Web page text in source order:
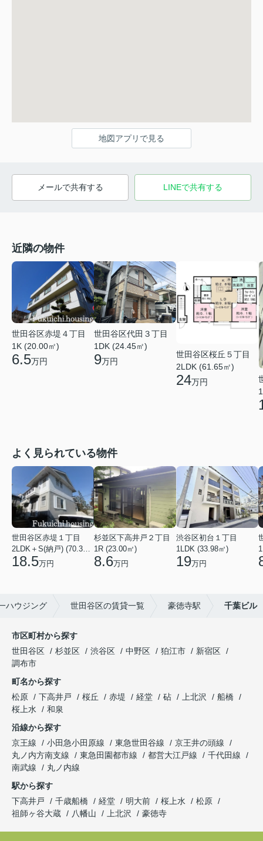
地図アプリで見る
メールで共有する LINEで共有する
近隣の物件
世田谷区赤堤４丁目
1K (20.00㎡)
6.5万円
世田谷区代田３丁目
1DK (24.45㎡)
9万円
世田谷区桜丘５丁目
2LDK (61.65㎡)
24万円
よく見られている物件
世田谷区赤堤１丁目
18.5万円
杉並区下高井戸２丁目
1R (23.00㎡)
8.6万円
渋谷区初台１丁目
1LDK (33.98㎡)
19万円
ハウジング 世田谷区の賃貸一覧 豪徳寺駅 千葉ビル
市区町村から探す
世田谷区
杉並区 渋谷区 中野区 狛江市
新宿区
調布市
町名から探す
松原
下高井戸 桜丘 赤堤 経堂 砧 上北沢
船橋
桜上水
和泉
沿線から探す
京王線
小田急小田原線 東急世田谷線
京王井の頭線
丸ノ内方南支線
東急田園都市線 都営大江戸線
千代田線
南武線
丸ノ内線
駅から探す
下高井戸
千歳船橋 経堂 明大前 桜上水
松原
祖師ヶ谷大蔵
八幡山 上北沢 豪徳寺